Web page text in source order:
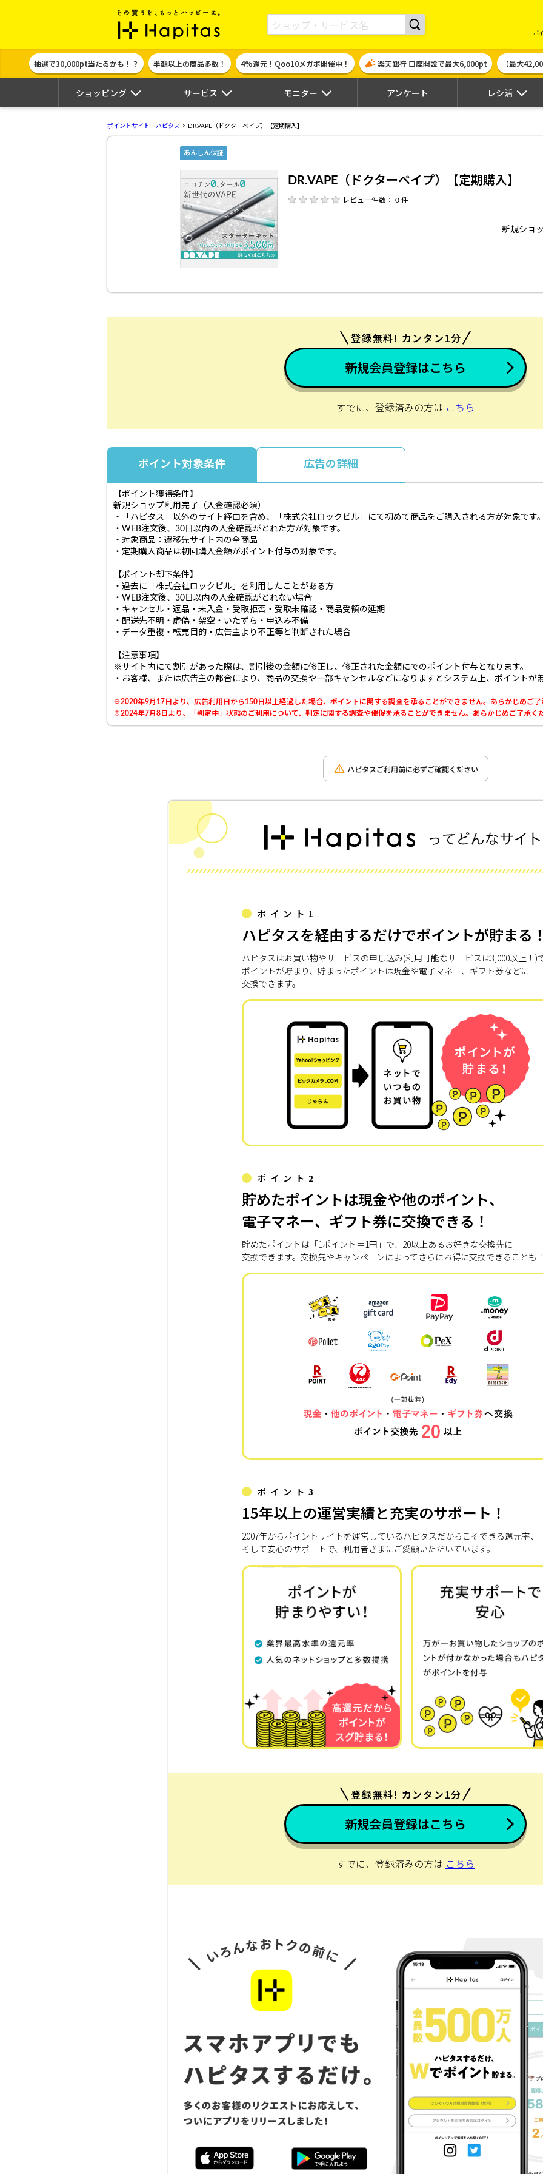
ポイント貯めて現金やギフト券に交換できるポイントサイト | ハピタス
ポ
抽選で30,000pt当たるかも！？ 半額以上の商品多数！ 4%還元！Qoo10メガポ開催中！ 楽天銀行 口座開設で最大6,000pt 【最大
ショッピング サービス モニター アンケート レシ活
ポイントサイト｜ハピタス DR.VAPE（ドクターベイプ）【定期購入】
あんしん保証
DR.VAPE（ドクターベイプ）【定期購入】
レビュー件数： 0 件
新規ショ
登録無料! カンタン1分
新規会員登録はこちら
すでに、登録済みの方は こちら
ポイント対象条件 広告の詳細
【ポイント獲得条件】
新規ショップ利用完了（入金確認必須）
・「ハピタス」以外のサイト経由を含め、「株式会社ロックビル」にて初めて商品をご購入される方が対象です
・WEB注文後、30日以内の入金確認がとれた方が対象です。
・対象商品：遷移先サイト内の全商品
・定期購入商品は初回購入金額がポイント付与の対象です。
【ポイント却下条件】
・過去に「株式会社ロックビル」を利用したことがある方
・WEB注文後、30日以内の入金確認がとれない場合
・キャンセル・返品・未入金・受取拒否・受取未確認・商品受領の延期
・配送先不明・虚偽・架空・いたずら・申込み不備
・データ重複・転売目的・広告主より不正等と判断された場合
【注意事項】
※サイト内にて割引があった際は、割引後の金額に修正し、修正された金額にでのポイント付与となります。
・お客様、または広告主の都合により、商品の交換や一部キャンセルなどになりますとシステム上、ポイントが
※2020年9月17日より、広告利用日から150日以上経過した場合、ポイントに関する調査を承ることができません。あらかじめご了
※2024年7月8日より、「判定中」状態のご利用について、判定に関する調査や催促を承ることができません。あらかじめご了承く
ハピタスご利用前に必ずご確認ください
ポイント1
ハピタスを経由するだけでポイントが貯まる
ハピタスはお買い物やサービスの申し込み(利用可能なサービスは3,000以上！)
ポイントが貯まり、貯まったポイントは現金や電子マネー、ギフト券などに
交換できます。
ポイント2
貯めたポイントは現金や他のポイント、
電子マネー、ギフト券に交換できる！
貯めたポイントは「1ポイント＝1円」で、20以上あるお好きな交換先に
交換できます。交換先やキャンペーンによってさらにお得に交換できることも
ポイント3
15年以上の運営実績と充実のサポート！
2007年からポイントサイトを運営しているハピタスだからこそできる還元率、
そして安心のサポートで、利用者さまにご愛顧いただいています。
登録無料! カンタン1分
新規会員登録はこちら
すでに、登録済みの方は こちら